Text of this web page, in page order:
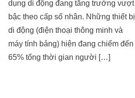
dụng di động đang tăng trưởng vượt
bậc theo cấp số nhân. Những thiết bị
di động (điện thoại thông minh và
máy tính bảng) hiện đang chiếm đến
65% tổng thời gian người […]